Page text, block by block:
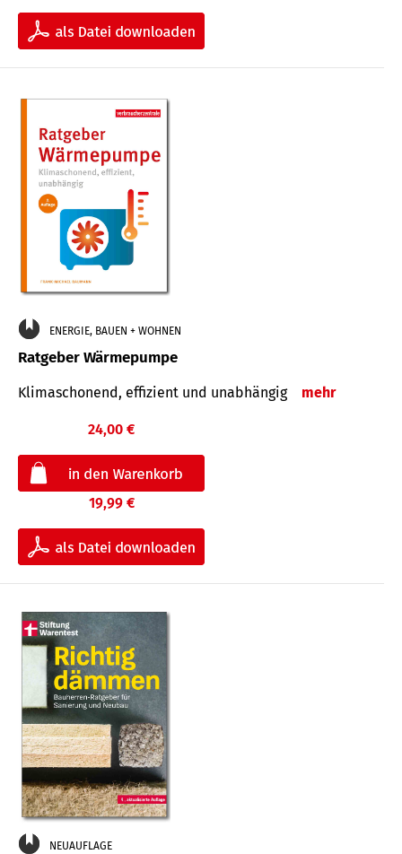
ENERGIE, BAUEN + WOHNEN
Ratgeber Wärmepumpe
Klimaschonend, effizient und unabhängig mehr
24,00 €
19,99 €
NEUAUFLAGE